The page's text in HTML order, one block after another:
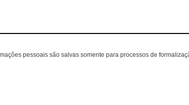
pessoais são salvas somente para processos de